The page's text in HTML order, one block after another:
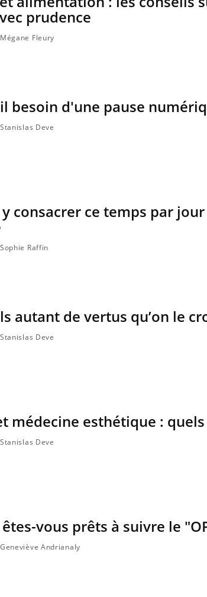
prudence
Fleury
besoin d'une pause
Deve
consacrer ce temps par
Raffin
autant de vertus qu’on le
Deve
médecine esthétique :
Deve
vous prêts à suivre le
Andrianaly
d'un proche c'est montrer ...